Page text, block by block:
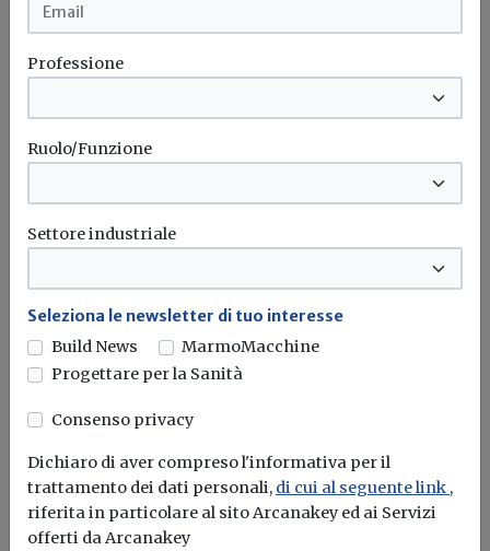
progettati per il...
Climate change
Attualità
FREE: "Servono una legge climatica e
città più resilienti"
fino alla riqualificazione dell'edilizia pubblica:...
Patrimonio immobiliare Edifici Climate change
Ondate di calore, l'Ecovillaggio di
Montale mostra come progettare
quartieri più freschi e resilienti
Professione
Ruolo/Funzione
Settore industriale
Seleziona le newsletter di tuo interesse
Build News
MarmoMacchine
Progettare per la Sanità
Consenso privacy
Dichiaro di aver compreso l'informativa per il
trattamento dei dati personali, di cui al seguente link ,
riferita in particolare al sito Arcanakey ed ai Servizi
offerti da Arcanakey